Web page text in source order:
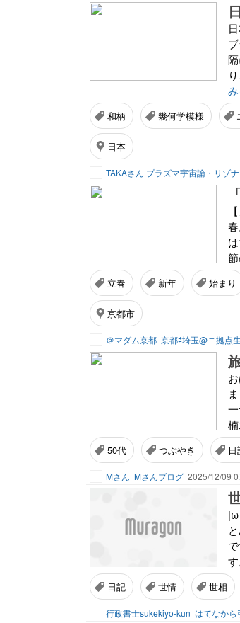
和柄 幾何学模様
日本
立春 新年 始まり
京都市
＠マダム京都 京都⇄埼玉@ニ拠点
50代 つぶやき
Mさん Mさんブログ 2025/12/09
|ω
日記 世情 世相
行政書士sukekiyo-kun